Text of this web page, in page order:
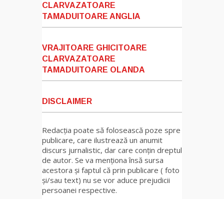
CLARVAZATOARE
TAMADUITOARE ANGLIA
VRAJITOARE GHICITOARE
CLARVAZATOARE
TAMADUITOARE OLANDA
DISCLAIMER
Redacția poate să folosească poze spre
publicare, care ilustrează un anumit
discurs jurnalistic, dar care conțin dreptul
de autor. Se va menționa însă sursa
acestora și faptul că prin publicare ( foto
și/sau text) nu se vor aduce prejudicii
persoanei respective.